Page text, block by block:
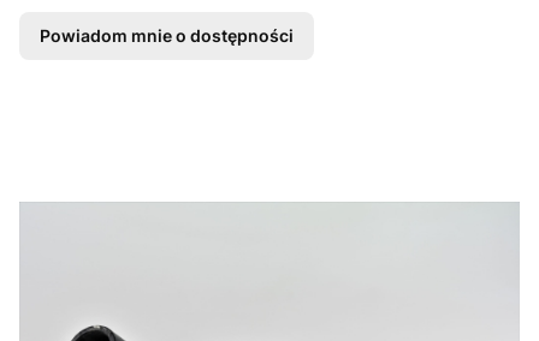
Powiadom mnie o dostępności